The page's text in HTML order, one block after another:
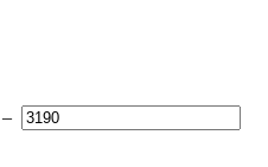
–